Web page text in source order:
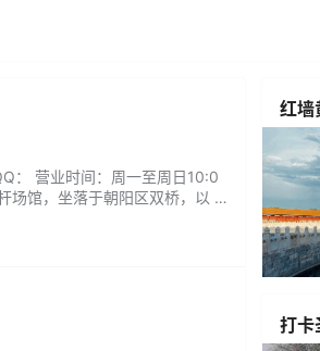
： 营业时间：周一至周日10:0
场馆，坐落于朝阳区双桥，以 1
红墙
打卡